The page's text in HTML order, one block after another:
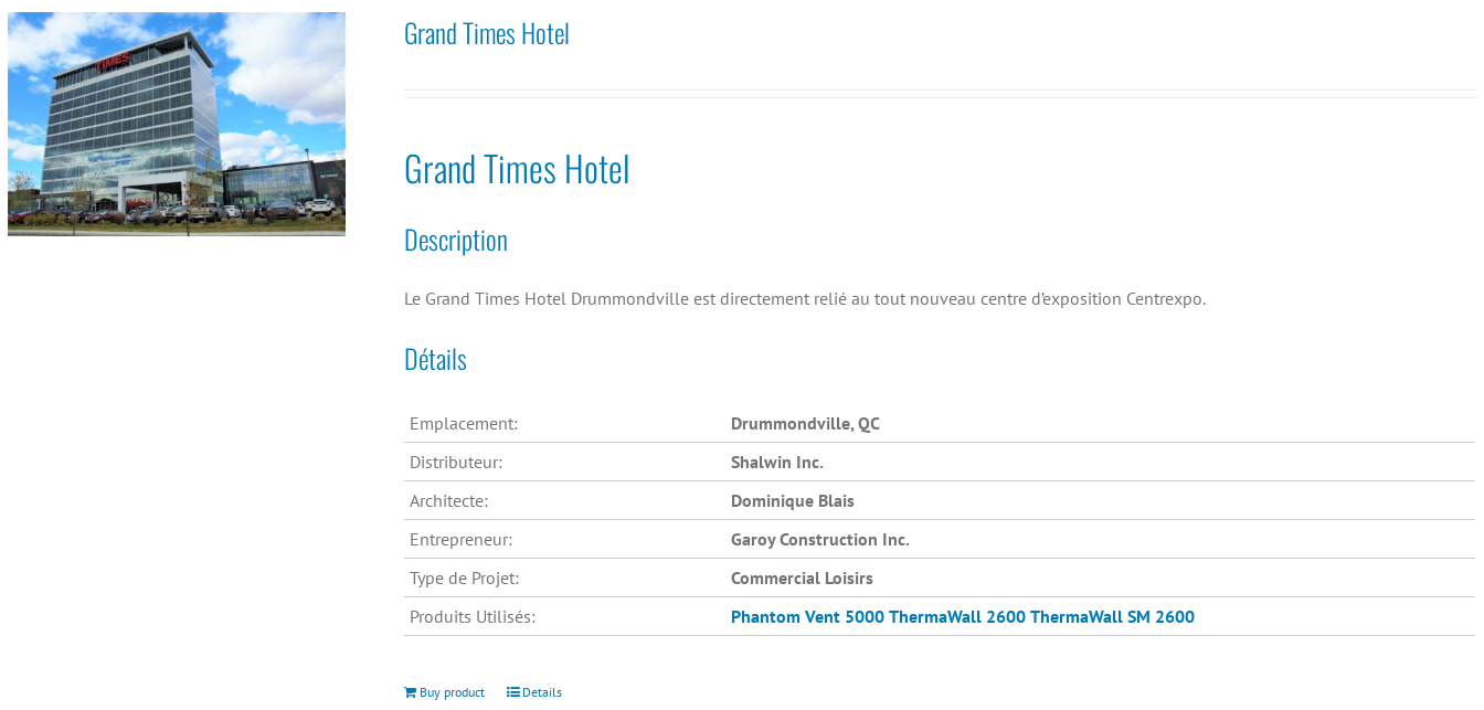
Grand Times Hotel
Grand Times Hotel
Description
Le Grand Times Hotel Drummondville est directement relié au tout nouveau centre d’exposition Centrexpo.
Détails
Emplacement:
Drummondville, QC
Distributeur:
Shalwin Inc.
Architecte:
Dominique Blais
Entrepreneur:
Garoy Construction Inc.
Type de Projet:
Commercial Loisirs
Produits Utilisés:
Phantom Vent 5000 ThermaWall 2600 ThermaWall SM 2600
Buy product Details